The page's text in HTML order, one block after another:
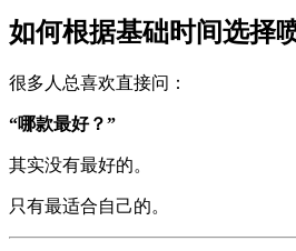
如何根据基础时间选择
很多人总喜欢直接问：
“哪款最好？”
其实没有最好的。
只有最适合自己的。